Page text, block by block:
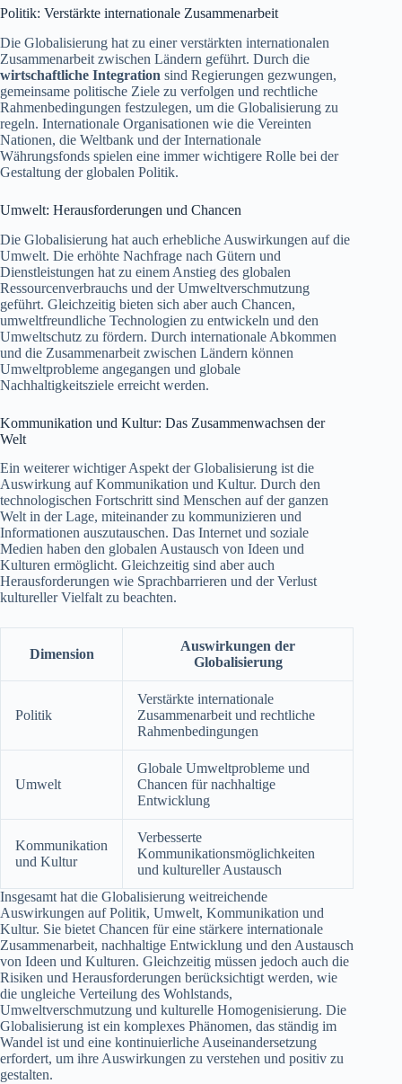
Politik: Verstärkte internationale Zusammenarbeit
Die Globalisierung hat zu einer verstärkten internationalen
Zusammenarbeit zwischen Ländern geführt. Durch die
wirtschaftliche Integration sind Regierungen gezwungen,
gemeinsame politische Ziele zu verfolgen und rechtliche
Rahmenbedingungen festzulegen, um die Globalisierung zu
regeln. Internationale Organisationen wie die Vereinten
Nationen, die Weltbank und der Internationale
Währungsfonds spielen eine immer wichtigere Rolle bei der
Gestaltung der globalen Politik.
Umwelt: Herausforderungen und Chancen
Die Globalisierung hat auch erhebliche Auswirkungen auf die
Umwelt. Die erhöhte Nachfrage nach Gütern und
Dienstleistungen hat zu einem Anstieg des globalen
Ressourcenverbrauchs und der Umweltverschmutzung
geführt. Gleichzeitig bieten sich aber auch Chancen,
umweltfreundliche Technologien zu entwickeln und den
Umweltschutz zu fördern. Durch internationale Abkommen
und die Zusammenarbeit zwischen Ländern können
Umweltprobleme angegangen und globale
Nachhaltigkeitsziele erreicht werden.
Kommunikation und Kultur: Das Zusammenwachsen der
Welt
Ein weiterer wichtiger Aspekt der Globalisierung ist die
Auswirkung auf Kommunikation und Kultur. Durch den
technologischen Fortschritt sind Menschen auf der ganzen
Welt in der Lage, miteinander zu kommunizieren und
Informationen auszutauschen. Das Internet und soziale
Medien haben den globalen Austausch von Ideen und
Kulturen ermöglicht. Gleichzeitig sind aber auch
Herausforderungen wie Sprachbarrieren und der Verlust
kultureller Vielfalt zu beachten.
Dimension
Auswirkungen der
Globalisierung
Politik
Verstärkte internationale
Zusammenarbeit und rechtliche
Rahmenbedingungen
Umwelt
Globale Umweltprobleme und
Chancen für nachhaltige
Entwicklung
Kommunikation
und Kultur
Verbesserte
Kommunikationsmöglichkeiten
und kultureller Austausch
Insgesamt hat die Globalisierung weitreichende
Auswirkungen auf Politik, Umwelt, Kommunikation und
Kultur. Sie bietet Chancen für eine stärkere internationale
Zusammenarbeit, nachhaltige Entwicklung und den Austausch
von Ideen und Kulturen. Gleichzeitig müssen jedoch auch die
Risiken und Herausforderungen berücksichtigt werden, wie
die ungleiche Verteilung des Wohlstands,
Umweltverschmutzung und kulturelle Homogenisierung. Die
Globalisierung ist ein komplexes Phänomen, das ständig im
Wandel ist und eine kontinuierliche Auseinandersetzung
erfordert, um ihre Auswirkungen zu verstehen und positiv zu
gestalten.